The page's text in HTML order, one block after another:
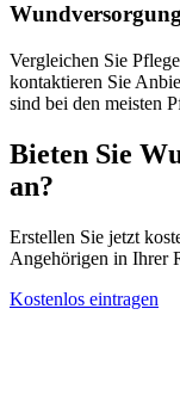
Vergleichen Sie
kontaktieren Sie
sind bei den meisten
Bieten Sie
an?
Erstellen Sie jetzt
Angehörigen in Ihrer
Kostenlos eintragen